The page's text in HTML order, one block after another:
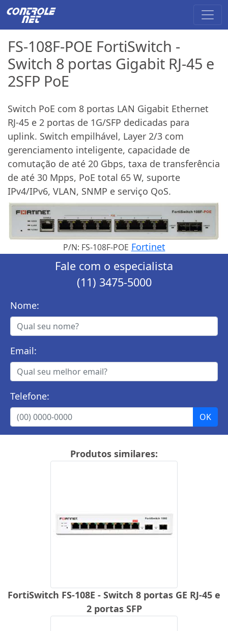
FS-108F-POE FortiSwitch -
Switch 8 portas Gigabit RJ-45 e
2SFP PoE
Switch PoE com 8 portas LAN Gigabit Ethernet
RJ-45 e 2 portas de 1G/SFP dedicadas para
uplink. Switch empilhável, Layer 2/3 com
gerenciamento inteligente, capacidade de
comutação de até 20 Gbps, taxa de transferência
de até 30 Mpps, PoE total 65 W, suporte
IPv4/IPv6, VLAN, SNMP e serviço QoS.
P/N: FS-108F-POE Fortinet
Fale com o especialista
(11) 3475-5000
Nome:
Email:
Telefone:
Produtos similares:
FortiSwitch FS-108E - Switch 8 portas GE RJ-45 e
2 portas SFP